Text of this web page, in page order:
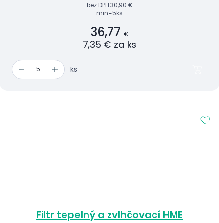
bez DPH 30,90 €
min=5ks
36,77 €
7,35 € za ks
ks
Filtr tepelný a zvlhčovací HME